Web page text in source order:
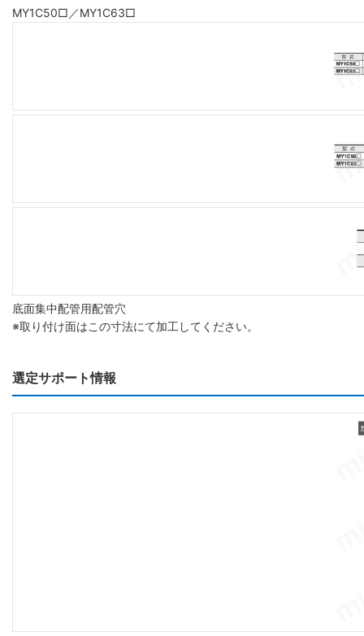
MY1C50□／MY1C63□
底面集中配管用配管穴
※取り付け面はこの寸法にて加工してください。
選定サポート情報